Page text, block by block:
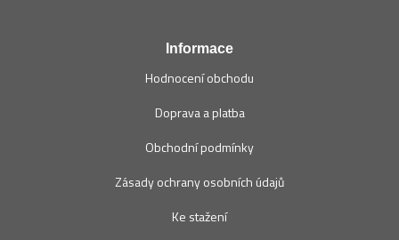
Informace
Hodnocení obchodu
Doprava a platba
Obchodní podmínky
Zásady ochrany osobních údajů
Ke stažení